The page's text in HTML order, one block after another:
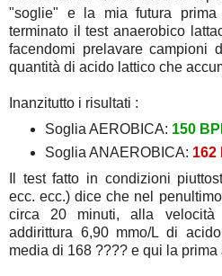
"soglie" e la mia futura prima
terminato il test anaerobico
facendomi prelavare campioni
quantità di acido lattico che
Inanzitutto i risultati :
Soglia AEROBICA: 150
Soglia ANAEROBICA: 162
Il test fatto in condizioni
ecc. ecc.) dice che nel
circa 20 minuti, alla
addirittura 6,90 mmo/L di
media di 168 ???? e qui la prima